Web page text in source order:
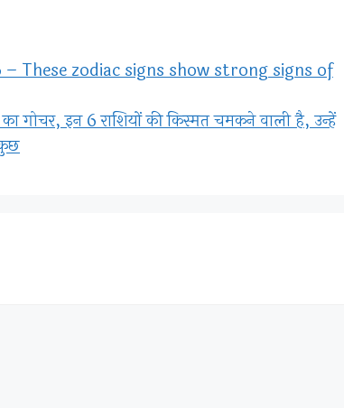
These zodiac signs show strong signs of
गोचर, इन 6 राशियों की किस्मत चमकने वाली है, उन्हें